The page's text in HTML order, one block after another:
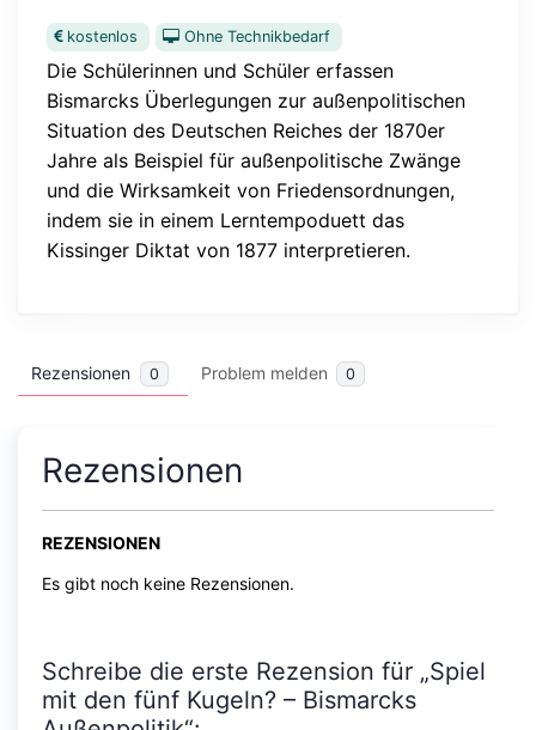
kostenlos Ohne Technikbedarf
Die Schülerinnen und Schüler erfassen
Bismarcks Überlegungen zur außenpolitischen
Situation des Deutschen Reiches der 1870er
Jahre als Beispiel für außenpolitische Zwänge
und die Wirksamkeit von Friedensordnungen,
indem sie in einem Lerntempoduett das
Kissinger Diktat von 1877 interpretieren.
Rezensionen 0 Problem melden 0
Rezensionen
REZENSIONEN
Es gibt noch keine Rezensionen.
Schreibe die erste Rezension für „Spiel
mit den fünf Kugeln? – Bismarcks